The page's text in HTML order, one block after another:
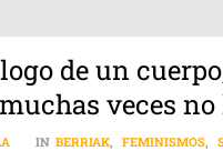
de un
veces
IN BERRIAK, FEMINISMOS,